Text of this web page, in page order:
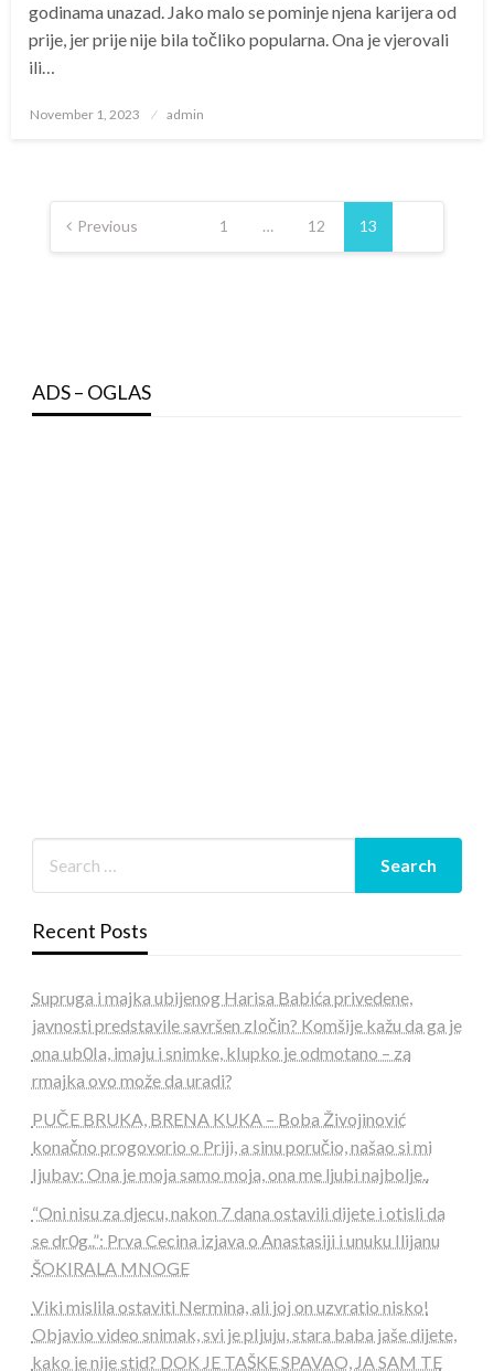
godinama unazad. Jako malo se pominje njena karijera od
prije, jer prije nije bila točliko popularna. Ona je vjerovali
ili…
Posted
November 1, 2023 admin
Posts
navigation
Previous 1 … 12 13
ADS – OGLAS
Recent Posts
Supruga i majka ubijenog Harisa Babića privedene,
javnosti predstavile savršen zIočin? Komšije kažu da ga je
ona ub0Ia, imaju i snimke, kIupko je odmotano – za
rmajka ovo može da uradi?
PUČE BRUKA, BRENA KUKA – Boba Živojinović
konačno progovorio o Priji, a sinu poručio, našao si mi
Ijubav: Ona je moja samo moja, ona me ljubi najbolje..
“Oni nisu za djecu, nakon 7 dana ostavili dijete i otisli da
se dr0g..”: Prva Cecina izjava o Anastasiji i unuku Ilijanu
ŠOKIRALA MNOGE
Viki mislila ostaviti Nermina, ali joj on uzvratio nisko!
Objavio video snimak, svi je pIjuju, stara baba jaše dijete,
kako je nije stid? DOK JE TAŠKE SPAVAO, JA SAM TE